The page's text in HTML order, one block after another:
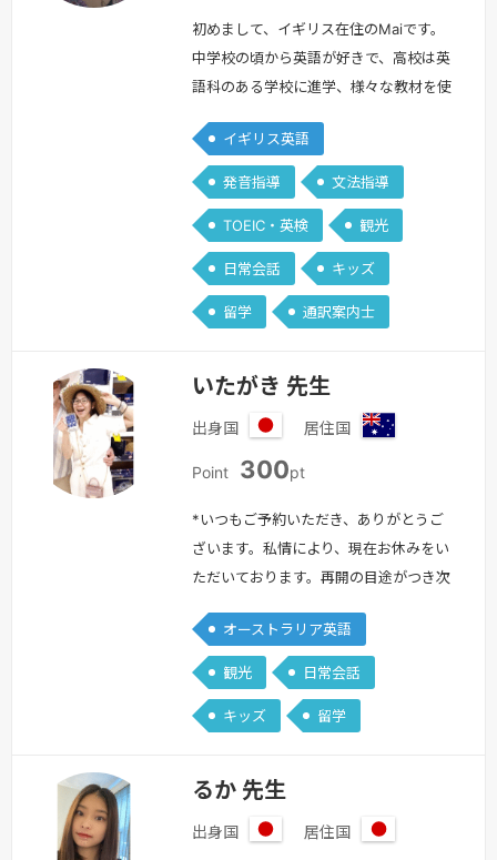
ス
初めまして、イギリス在住のMaiです。
中学校の頃から英語が好きで、高校は英
語科のある学校に進学、様々な教材を使
画が大好きだったのでイギリスやヨーロ
ッパの映画を中心に、字幕を読んで勉強
しました。日本では外国人の友達を作っ
て会話をしたり一緒に遊んだり週末にな
ると沢山英語に関わるようにし、ロンド
ンの語学学校以外は殆ど独学で学びまし
た。留学経験は、英文科在学中20歳の
イギリス英語
発音指導 文法指導
TOEIC・英検 観光
日常会話 キッズ
留学 通訳案内士
いたがき 先生
出身国
本
居住国
ト
ラ
リ
Point 300pt
*いつもご予約いただき、ありがとうご
ざいます。私情により、現在お休みをい
ただいております。再開の目途がつき次
しばらくお待ちください。ご不便をおか
けし申し訳ございません。私と一緒に英
語でお話しませんか？文法・単語、間違
っても全然大丈夫です！英語に対して怖
勉強しましょう☺お気軽にどうぞ☺≪私
アの…続きを見る »
オーストラリア英語
観光 日常会話
キッズ 留学
るか 先生
出身国 居住国